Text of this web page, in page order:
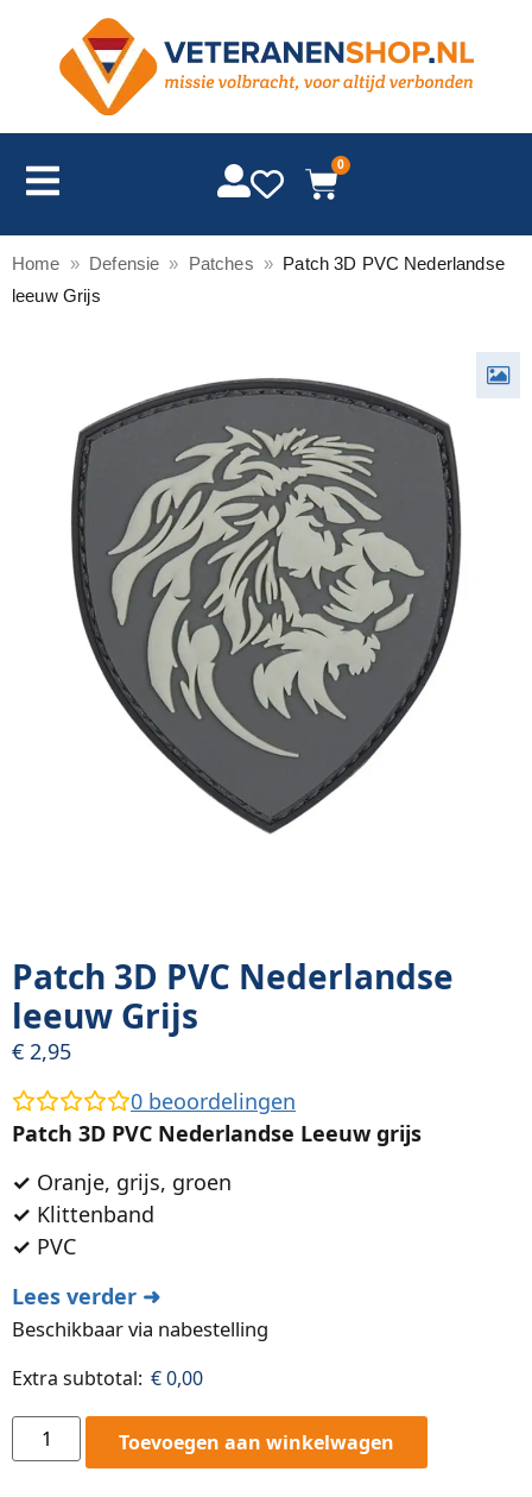
0
Home » Defensie » Patches » Patch 3D PVC Nederlandse
leeuw Grijs
Patch 3D PVC Nederlandse
leeuw Grijs
€ 2,95
0 beoordelingen
Patch 3D PVC Nederlandse Leeuw grijs
✓ Oranje, grijs, groen
✓ Klittenband
✓ PVC
Lees verder ➜
Beschikbaar via nabestelling
Extra subtotal: €0,00
Toevoegen aan winkelwagen